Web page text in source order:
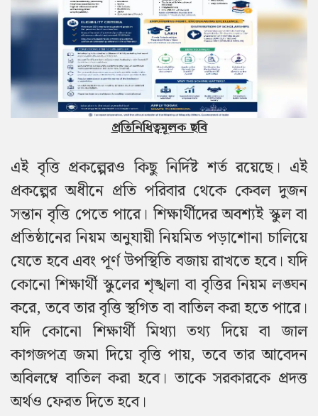
প্রতিনিধিত্বমূলক ছবি
এই বৃত্তি প্রকল্পেরও কিছু নির্দিষ্ট শর্ত রয়েছে। এই
প্রকল্পের অধীনে প্রতি পরিবার থেকে কেবল দুজন
সন্তান বৃত্তি পেতে পারে। শিক্ষার্থীদের অবশ্যই স্কুল বা
প্রতিষ্ঠানের নিয়ম অনুযায়ী নিয়মিত পড়াশোনা চালিয়ে
যেতে হবে এবং পূর্ণ উপস্থিতি বজায় রাখতে হবে। যদি
কোনো শিক্ষার্থী স্কুলের শৃঙ্খলা বা বৃত্তির নিয়ম লঙ্ঘন
করে, তবে তার বৃত্তি স্থগিত বা বাতিল করা হতে পারে।
যদি কোনো শিক্ষার্থী মিথ্যা তথ্য দিয়ে বা জাল
কাগজপত্র জমা দিয়ে বৃত্তি পায়, তবে তার আবেদন
অবিলম্বে বাতিল করা হবে। তাকে সরকারকে প্রদত্ত
অর্থও ফেরত দিতে হবে।